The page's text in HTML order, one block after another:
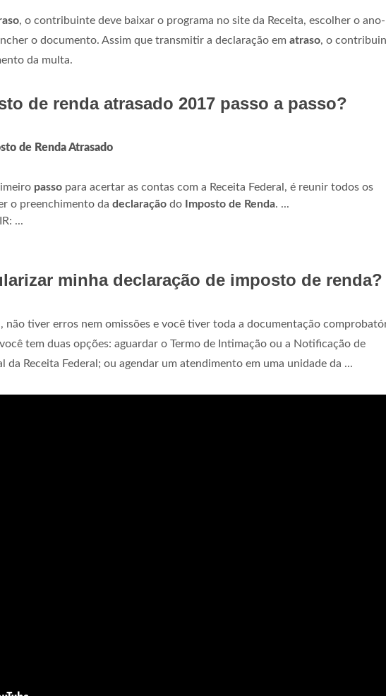
, o contribuinte deve baixar o programa no site da Receita, escolher o ano-
o documento. Assim que transmitir a declaração em atraso, o
da multa.
de renda atrasado 2017 passo a passo?
de Renda Atrasado
passo para acertar as contas com a Receita Federal, é reunir todos os
o preenchimento da declaração do Imposto de Renda. ...
...
minha declaração de imposto de renda?
não tiver erros nem omissões e você tiver toda a documentação
tem duas opções: aguardar o Termo de Intimação ou a Notificação de
da Receita Federal; ou agendar um atendimento em uma unidade da ...